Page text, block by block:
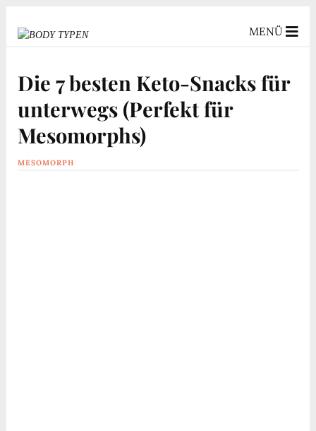
MENÜ
Die 7 besten Keto-Snacks für
unterwegs (Perfekt für
Mesomorphs)
MESOMORPH